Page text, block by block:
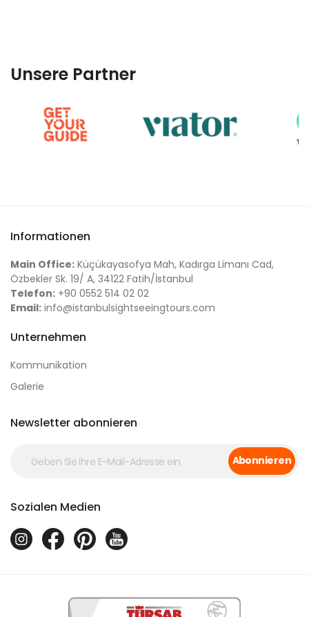
Unsere Partner
Informationen
Main Office: Küçükayasofya Mah, Kadırga Limanı Cad,
Özbekler Sk. 19/ A, 34122 Fatih/İstanbul
Telefon: +90 0552 514 02 02
Email: info@istanbulsightseeingtours.com
Unternehmen
Kommunikation
Galerie
Newsletter abonnieren
Abonnieren
Sozialen Medien